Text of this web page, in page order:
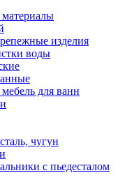
изделия
воды
для ванн
чугун
с пьедесталом